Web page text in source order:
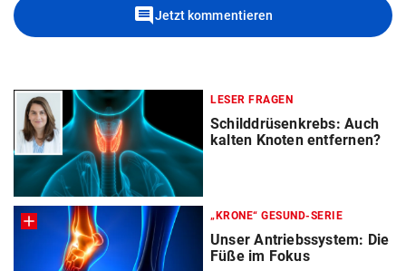
commentJetzt kommentieren
LESER FRAGEN
Schilddrüsenkrebs: Auch
kalten Knoten entfernen?
„KRONE“ GESUND-SERIE
Unser Antriebssystem: Die
Füße im Fokus